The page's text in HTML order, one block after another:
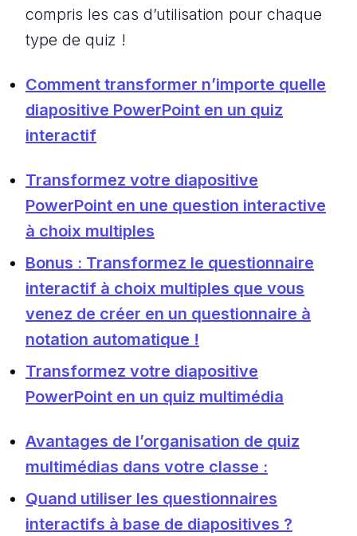
compris les cas d’utilisation pour chaque
type de quiz !
Comment transformer n’importe quelle
diapositive PowerPoint en un quiz
interactif
Transformez votre diapositive
PowerPoint en une question interactive
à choix multiples
Bonus : Transformez le questionnaire
interactif à choix multiples que vous
venez de créer en un questionnaire à
notation automatique !
Transformez votre diapositive
PowerPoint en un quiz multimédia
Avantages de l’organisation de quiz
multimédias dans votre classe :
Quand utiliser les questionnaires
interactifs à base de diapositives ?